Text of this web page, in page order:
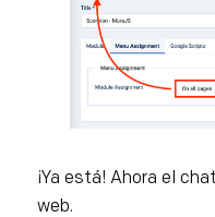
¡Ya está! Ahora el
web.